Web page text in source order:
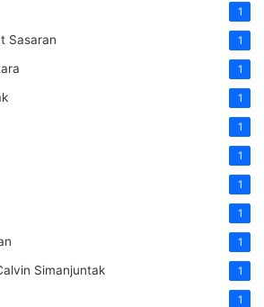
1
Sasaran 1
1
1
1
1
1
1
1
Simanjuntak 1
1